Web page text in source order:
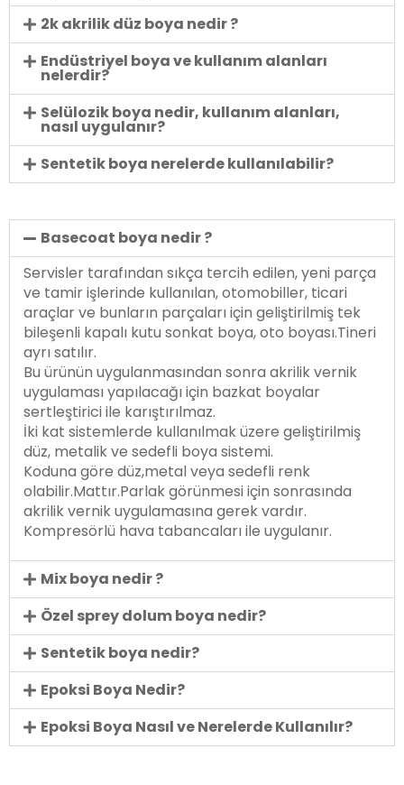
2k akrilik düz boya nedir ?
Endüstriyel boya ve kullanım alanları
nelerdir?
Selülozik boya nedir, kullanım alanları,
nasıl uygulanır?
Sentetik boya nerelerde kullanılabilir?
Basecoat boya nedir ?
Servisler tarafından sıkça tercih edilen, yeni parça
ve tamir işlerinde kullanılan, otomobiller, ticari
araçlar ve bunların parçaları için geliştirilmiş tek
bileşenli kapalı kutu sonkat boya, oto boyası.Tineri
ayrı satılır.
Bu ürünün uygulanmasından sonra akrilik vernik
uygulaması yapılacağı için bazkat boyalar
sertleştirici ile karıştırılmaz.
İki kat sistemlerde kullanılmak üzere geliştirilmiş
düz, metalik ve sedefli boya sistemi.
Koduna göre düz,metal veya sedefli renk
olabilir.Mattır.Parlak görünmesi için sonrasında
akrilik vernik uygulamasına gerek vardır.
Kompresörlü hava tabancaları ile uygulanır.
Mix boya nedir ?
Özel sprey dolum boya nedir?
Sentetik boya nedir?
Epoksi Boya Nedir?
Epoksi Boya Nasıl ve Nerelerde Kullanılır?